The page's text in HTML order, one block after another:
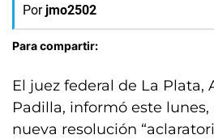
Por jmo2502
Para compartir:
El juez federal de La Plata,
Padilla, informó este lunes,
nueva resolución